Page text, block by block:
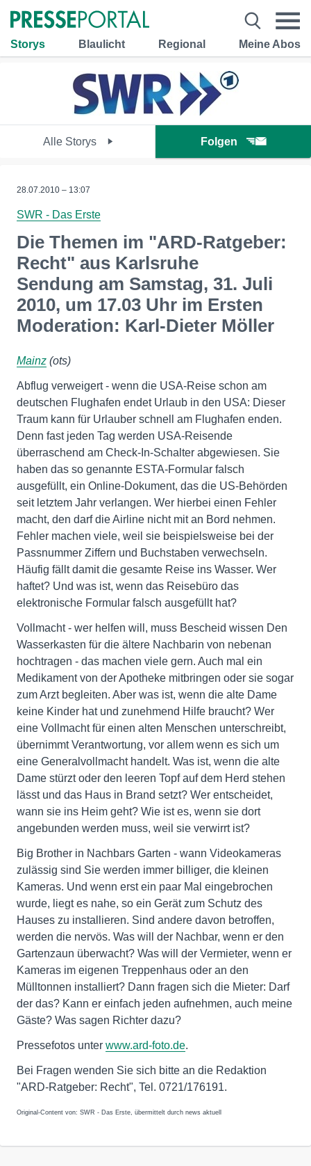
Storys Blaulicht Regional Meine Abos
Alle Storys Folgen
28.07.2010 – 13:07
SWR - Das Erste
Die Themen im "ARD-Ratgeber:
Recht" aus Karlsruhe
Sendung am Samstag, 31. Juli
2010, um 17.03 Uhr im Ersten
Moderation: Karl-Dieter Möller
Mainz (ots)
Abflug verweigert - wenn die USA-Reise schon am
deutschen Flughafen endet Urlaub in den USA: Dieser
Traum kann für Urlauber schnell am Flughafen enden.
Denn fast jeden Tag werden USA-Reisende
überraschend am Check-In-Schalter abgewiesen. Sie
haben das so genannte ESTA-Formular falsch
ausgefüllt, ein Online-Dokument, das die US-Behörden
seit letztem Jahr verlangen. Wer hierbei einen Fehler
macht, den darf die Airline nicht mit an Bord nehmen.
Fehler machen viele, weil sie beispielsweise bei der
Passnummer Ziffern und Buchstaben verwechseln.
Häufig fällt damit die gesamte Reise ins Wasser. Wer
haftet? Und was ist, wenn das Reisebüro das
elektronische Formular falsch ausgefüllt hat?
Vollmacht - wer helfen will, muss Bescheid wissen Den
Wasserkasten für die ältere Nachbarin von nebenan
hochtragen - das machen viele gern. Auch mal ein
Medikament von der Apotheke mitbringen oder sie sogar
zum Arzt begleiten. Aber was ist, wenn die alte Dame
keine Kinder hat und zunehmend Hilfe braucht? Wer
eine Vollmacht für einen alten Menschen unterschreibt,
übernimmt Verantwortung, vor allem wenn es sich um
eine Generalvollmacht handelt. Was ist, wenn die alte
Dame stürzt oder den leeren Topf auf dem Herd stehen
lässt und das Haus in Brand setzt? Wer entscheidet,
wann sie ins Heim geht? Wie ist es, wenn sie dort
angebunden werden muss, weil sie verwirrt ist?
Big Brother in Nachbars Garten - wann Videokameras
zulässig sind Sie werden immer billiger, die kleinen
Kameras. Und wenn erst ein paar Mal eingebrochen
wurde, liegt es nahe, so ein Gerät zum Schutz des
Hauses zu installieren. Sind andere davon betroffen,
werden die nervös. Was will der Nachbar, wenn er den
Gartenzaun überwacht? Was will der Vermieter, wenn er
Kameras im eigenen Treppenhaus oder an den
Mülltonnen installiert? Dann fragen sich die Mieter: Darf
der das? Kann er einfach jeden aufnehmen, auch meine
Gäste? Was sagen Richter dazu?
Pressefotos unter www.ard-foto.de.
Bei Fragen wenden Sie sich bitte an die Redaktion
"ARD-Ratgeber: Recht", Tel. 0721/176191.
Original-Content von: SWR - Das Erste, übermittelt durch news aktuell